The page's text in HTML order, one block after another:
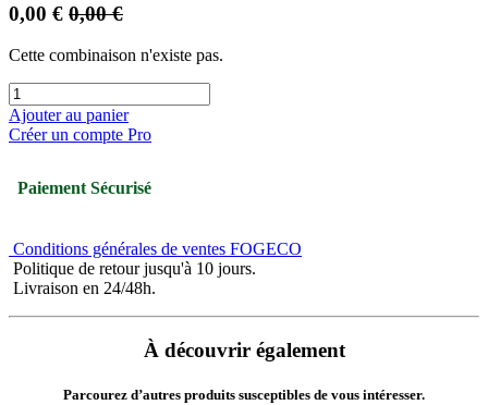
0,00 € 0,00€
Cette combinaison n'existe pas.
Ajouter au panier
Créer un compte Pro
Paiement Sécurisé
Conditions générales de ventes FOGECO
Politique de retour jusqu'à 10 jours.
Livraison en 24/48h.
À découvrir également
Parcourez d’autres produits susceptibles de vous intéresser.